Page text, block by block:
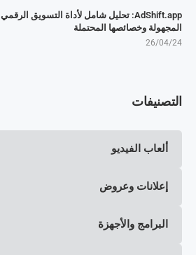
AdShift.app: تحليل شامل لأداة التسويق الرقمي
المجهولة وخصائصها المحتملة
26/04/24
التصنيفات
ألعاب الفيديو
إعلانات وعروض
البرامج والأجهزة